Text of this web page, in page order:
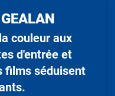
couleur aux
d'entrée et
films séduisent